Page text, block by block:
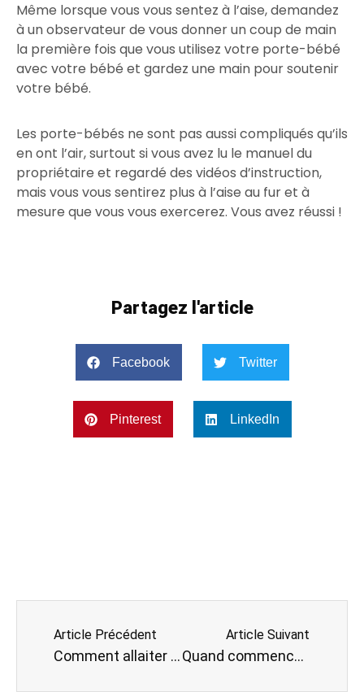
Même lorsque vous vous sentez à l’aise, demandez
à un observateur de vous donner un coup de main
la première fois que vous utilisez votre porte-bébé
avec votre bébé et gardez une main pour soutenir
votre bébé.
Les porte-bébés ne sont pas aussi compliqués qu’ils
en ont l’air, surtout si vous avez lu le manuel du
propriétaire et regardé des vidéos d’instruction,
mais vous vous sentirez plus à l’aise au fur et à
mesure que vous vous exercerez. Vous avez réussi !
Partagez l'article
Facebook Twitter
Pinterest LinkedIn
Article Précédent
Comment allaiter en écharpe de portage (sling) ?
Article Suivant
Quand commencer à porter son bébé en porte-bébé ?